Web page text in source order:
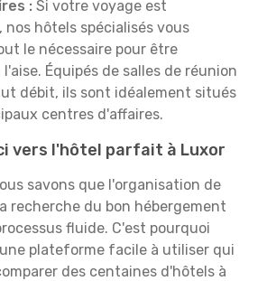
: Si votre voyage est
nos hôtels spécialisés vous
le nécessaire pour être
Équipés de salles de réunion
débit, ils sont idéalement situés
centres d'affaires.
vers l'hôtel parfait à Luxor
savons que l'organisation de
recherche du bon hébergement
fluide. C'est pourquoi
plateforme facile à utiliser qui
des centaines d'hôtels à